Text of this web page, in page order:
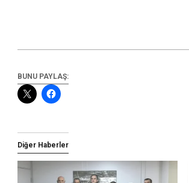
BUNU PAYLAŞ:
Diğer Haberler